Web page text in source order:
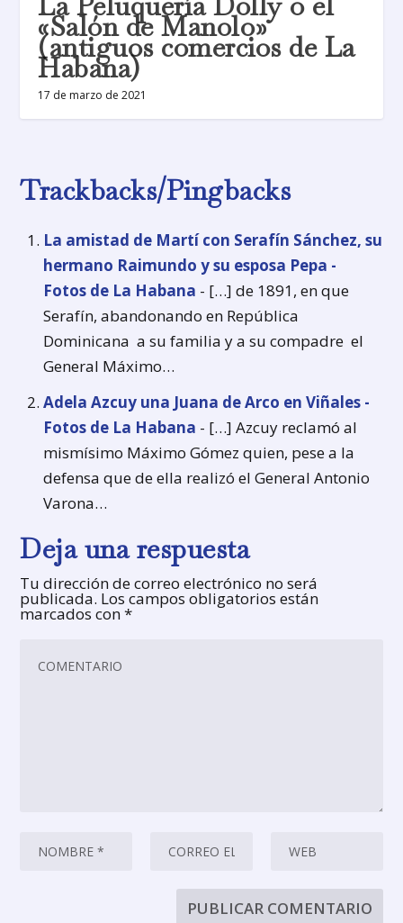
«Salón de Manolo»
(antiguos comercios de La
Habana)
17 de marzo de 2021
Trackbacks/Pingbacks
La amistad de Martí con Serafín Sánchez, su
hermano Raimundo y su esposa Pepa -
Fotos de La Habana - […] de 1891, en que
Serafín, abandonando en República
Dominicana a su familia y a su compadre el
General Máximo…
Adela Azcuy una Juana de Arco en Viñales -
Fotos de La Habana - […] Azcuy reclamó al
mismísimo Máximo Gómez quien, pese a la
defensa que de ella realizó el General Antonio
Varona…
Deja una respuesta
Tu dirección de correo electrónico no será
publicada. Los campos obligatorios están
marcados con*